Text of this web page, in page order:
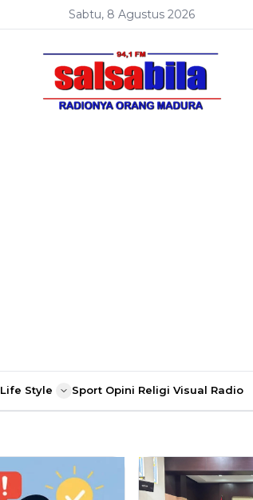
Sabtu, 8 Agustus 2026
Life Style Sport Opini Religi Visual Radio